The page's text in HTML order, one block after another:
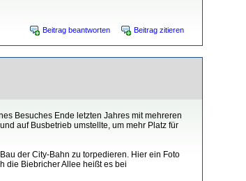
Beitrag beantworten Beitrag zitieren
Besuches Ende letzten Jahres mit mehreren
auf Busbetrieb umstellte, um mehr Platz für
der City-Bahn zu torpedieren. Hier ein Foto
die Biebricher Allee heißt es bei